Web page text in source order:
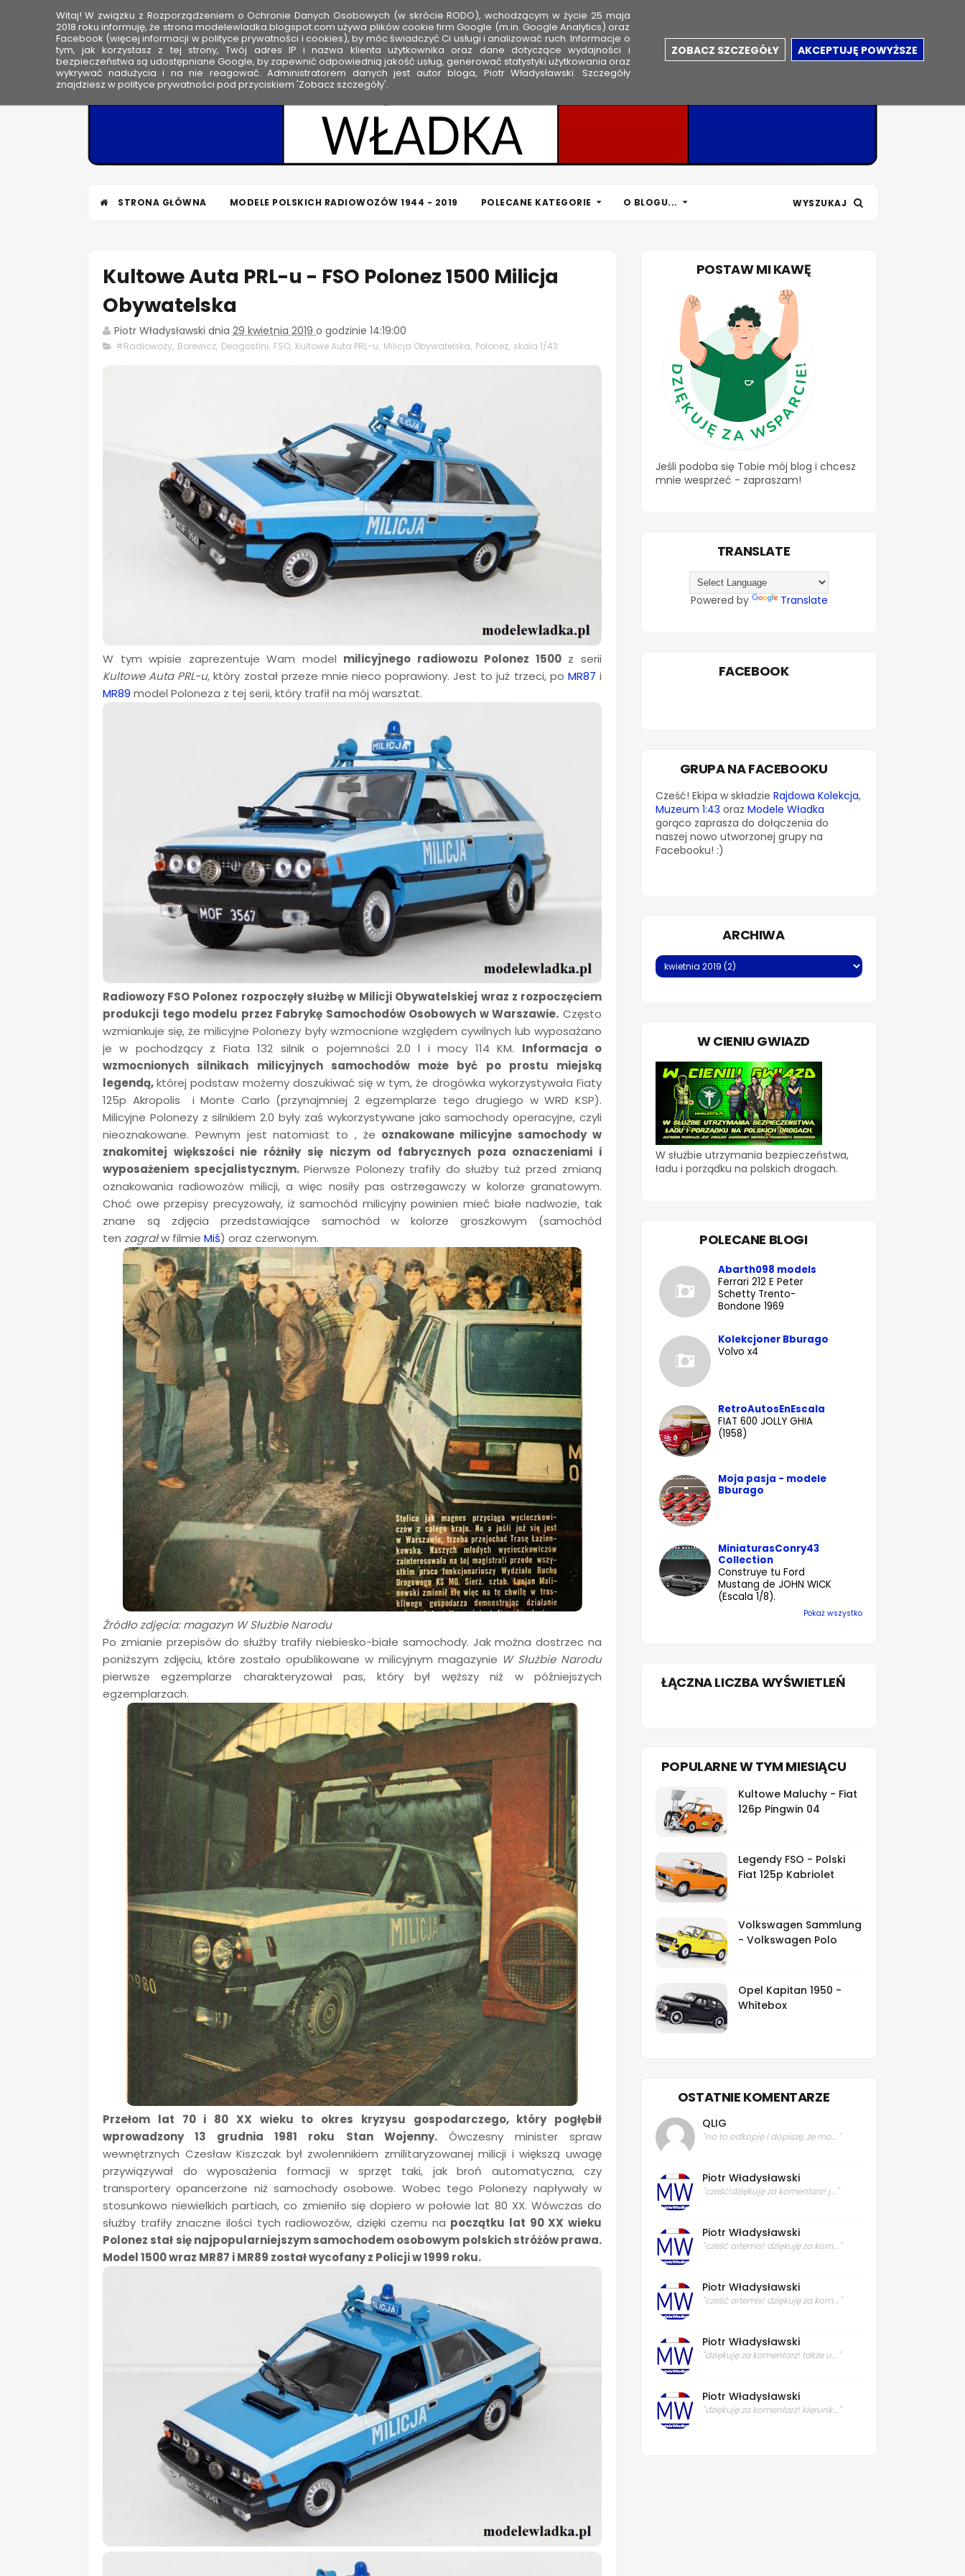
HOME
M
o
d
e
STRONA GŁÓWNA MODELE POLSKICH RADIOWOZÓW 1944 - 2019 POLECANE KATEGORIE O BLOGU... WYSZUKAJ
Kultowe Auta PRL-u - FSO Polonez 1500 Milicja
Obywatelska
Piotr Władysławski dnia 29 kwietnia 2019o godzinie 14:19:00
#Radiowozy, Borewicz, Deagostini, FSO, Kultowe Auta PRL-u, Milicja Obywatelska, Polonez, skala 1/43
W tym wpisie zaprezentuje Wam model milicyjnego radiowozu Polonez 1500z serii
Kultowe Auta PRL-u, który został przeze mnie nieco poprawiony. Jest to już trzeci, po MR87 i
MR89 model Poloneza z tej serii, który trafił na mój warsztat.
Radiowozy FSO Polonez rozpoczęły służbę w Milicji Obywatelskiej wraz z rozpoczęciem
produkcji tego modelu przez Fabrykę Samochodów Osobowych w Warszawie. Często
wzmiankuje się, że milicyjne Polonezy były wzmocnione względem cywilnych lub wyposażano
je w pochodzący z Fiata 132 silnik o pojemności 2.0 l i mocy 114 KM. Informacja o
wzmocnionych silnikach milicyjnych samochodów może być po prostu miejską
legendą,której podstaw możemy doszukiwać się w tym, że drogówka wykorzystywała Fiaty
125p Akropolis i Monte Carlo (przynajmniej 2 egzemplarze tego drugiego w WRD KSP).
Milicyjne Polonezy z silnikiem 2.0 były zaś wykorzystywane jako samochody operacyjne, czyli
nieoznakowane. Pewnym jest natomiast to , że oznakowane milicyjne samochody w
znakomitej większości nie różniły się niczym od fabrycznych poza oznaczeniami i
wyposażeniem specjalistycznym.Pierwsze Polonezy trafiły do służby tuż przed zmianą
oznakowania radiowozów milicji, a więc nosiły pas ostrzegawczy w kolorze granatowym.
Choć owe przepisy precyzowały, iż samochód milicyjny powinien mieć białe nadwozie, tak
znane są zdjęcia przedstawiające samochód w kolorze groszkowym (samochód
ten zagrałw filmie Miś) oraz czerwonym.
Źródło zdjęcia: magazyn W Służbie Narodu
Po zmianie przepisów do służby trafiły niebiesko-białe samochody. Jak można dostrzec na
poniższym zdjęciu, które zostało opublikowane w milicyjnym magazynie W Służbie Narodu
pierwsze egzemplarze charakteryzował pas, który był węższy niż w późniejszych
egzemplarzach.
Przełom lat 70 i 80 XX wieku to okres kryzysu gospodarczego, który pogłębił
wprowadzony 13 grudnia 1981 roku Stan Wojenny.Ówczesny minister spraw
wewnętrznych Czesław Kiszczak był zwolennikiem zmilitaryzowanej milicji i większą uwagę
przywiązywał do wyposażenia formacji w sprzęt taki, jak broń automatyczna, czy
transportery opancerzone niż samochody osobowe. Wobec tego Polonezy napływały w
stosunkowo niewielkich partiach, co zmieniło się dopiero w połowie lat 80 XX. Wówczas do
służby trafiły znaczne ilości tych radiowozów, dzięki czemu na początku lat 90 XX wieku
Polonez stał się najpopularniejszym samochodem osobowym polskich stróżów prawa.
Model 1500 wraz MR87 i MR89 został wycofany z Policji w 1999 roku.
POSTAW MI KAWĘ
Jeśli podoba się Tobie mój blog i chcesz
mnie wesprzeć - zapraszam!
TRANSLATE
Powered by Translate
FACEBOOK
GRUPA NA FACEBOOKU
Cześć! Ekipa w składzie Rajdowa Kolekcja,
Muzeum 1:43 oraz Modele Władka
gorąco zaprasza do dołączenia do
naszej nowo utworzonej grupy na
Facebooku! :)
ARCHIWA
W CIENIU GWIAZD
W służbie utrzymania bezpieczeństwa,
ładu i porządku na polskich drogach.
POLECANE BLOGI
Abarth098 models
Ferrari 212 E Peter
Schetty Trento-
Bondone 1969
Kolekcjoner Bburago
Volvo x4
RetroAutosEnEscala
FIAT 600 JOLLY GHIA
(1958)
Moja pasja - modele
Bburago
MiniaturasConry43
Collection
Construye tu Ford
Mustang de JOHN WICK
(Escala 1/8).
Pokaż wszystko
ŁĄCZNA LICZBA WYŚWIETLEŃ
POPULARNE W TYM MIESIĄCU
Kultowe Maluchy - Fiat
126p Pingwin 04
Legendy FSO - Polski
Fiat 125p Kabriolet
Volkswagen Sammlung
- Volkswagen Polo
Opel Kapitan 1950 -
Whitebox
OSTATNIE KOMENTARZE
QLIG
"no to odkopię i dopiszę, że mo..."
Piotr Władysławski
"cześć!dziękuję za komentarz! j..."
Piotr Władysławski
"cześć artemis! dziękuję za kom..."
Piotr Władysławski
"cześć artemis! dziękuję za kom..."
Piotr Władysławski
"dziękuję za komentarz! także u..."
Piotr Władysławski
"dziękuję za komentarz! kierunk..."
Witaj! W związku z Rozporządzeniem o Ochronie Danych Osobowych (w skrócie RODO), wchodzącym w życie 25 maja
2018 roku informuję, że strona modelewladka.blogspot.com używa plików cookie firm Google (m.in. Google Analytics) oraz
Facebook (więcej informacji w polityce prywatności i cookies), by móc świadczyć Ci usługi i analizować ruch. Informacje o
tym, jak korzystasz z tej strony, Twój adres IP i nazwa klienta użytkownika oraz dane dotyczące wydajności i
bezpieczeństwa są udostępniane Google, by zapewnić odpowiednią jakość usług, generować statystyki użytkowania oraz
wykrywać nadużycia i na nie reagować. Administratorem danych jest autor bloga, Piotr Władysławski. Szczegóły
znajdziesz w polityce prywatności pod przyciskiem 'Zobacz szczegóły'.
ZOBACZ SZCZEGÓŁY AKCEPTUJĘ POWYŻSZE